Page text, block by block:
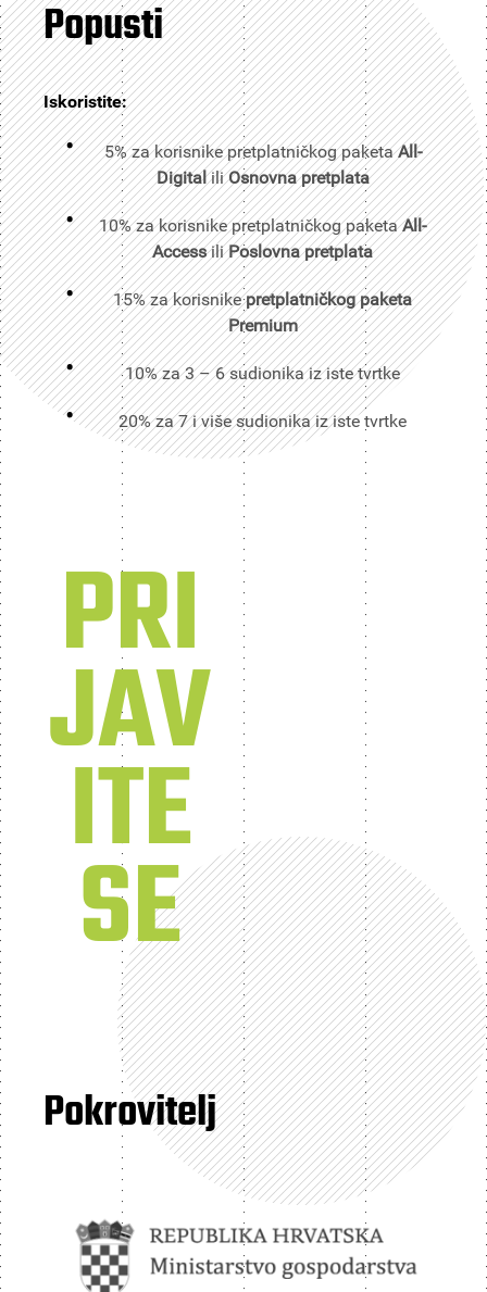
Popusti
Iskoristite:
5% za korisnike pretplatničkog paketaAll-
DigitaliliOsnovna pretplata
10% za korisnike pretplatničkog paketaAll-
AccessiliPoslovna pretplata
15% za korisnikepretplatničkog paketa
Premium
10% za 3 – 6 sudionika iz iste tvrtke
20% za 7 i više sudionika iz iste tvrtke
PRI
JAV
ITE
SE
Pokrovitelj